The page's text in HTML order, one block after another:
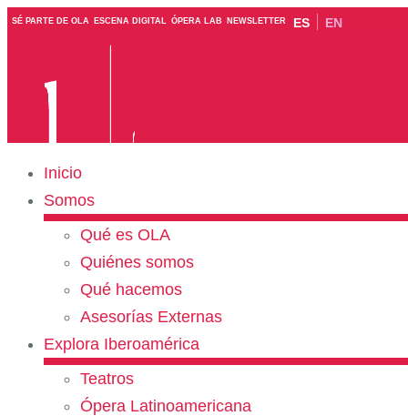
SÉ PARTE DE OLA ESCENA DIGITAL ÓPERA LAB NEWSLETTER ES EN
Inicio
Somos
Qué es OLA
Quiénes somos
Qué hacemos
Asesorías Externas
Explora Iberoamérica
Teatros
Ópera Latinoamericana